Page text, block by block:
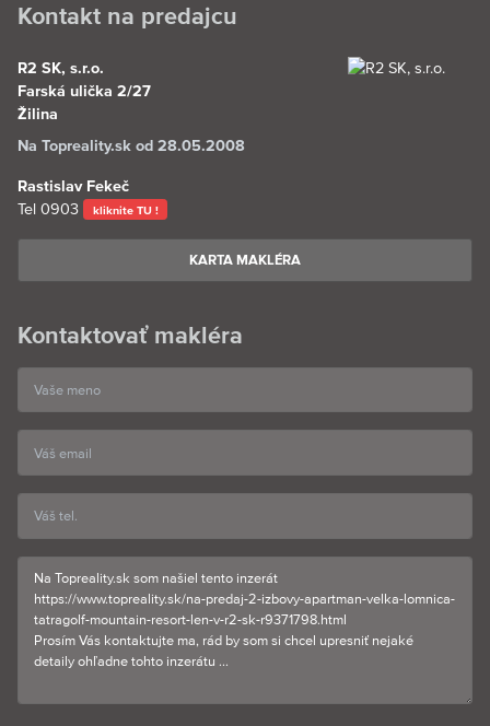
Kontakt na predajcu
R2 SK, s.r.o.
Farská ulička 2/27
Žilina
Na Topreality.sk od 28.05.2008
Rastislav Fekeč
Tel 0903 kliknite TU !
KARTA MAKLÉRA
Kontaktovať makléra